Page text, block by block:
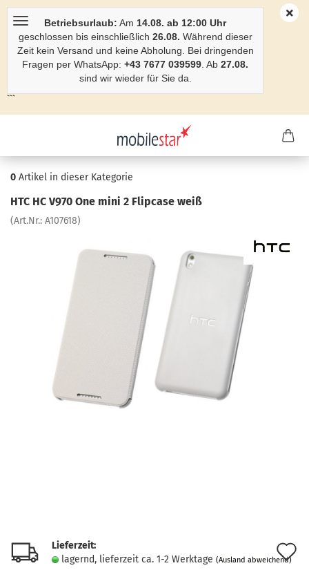
Betriebsurlaub: Am 14.08. ab 12:00 Uhr
geschlossen bis einschließlich 26.08. Während dieser
Zeit kein Versand und keine Abholung. Bei dringenden
Fragen per WhatsApp: +43 7677 039599 . Ab 27.08.
sind wir wieder für Sie da.
```
0 Artikel in dieser Kategorie
HTC HC V970 One mini 2 Flip­ca­se weiß
(Art.Nr.: A107618)
Lieferzeit:
lagernd, lieferzeit ca. 1-2 Werktage (Ausland abweichend)